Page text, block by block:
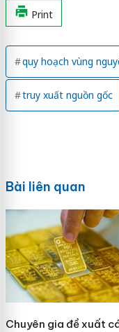
Print
quy hoạch vùng
truy xuất nguồn gốc
Bài liên quan
Chuyên gia đề xuất